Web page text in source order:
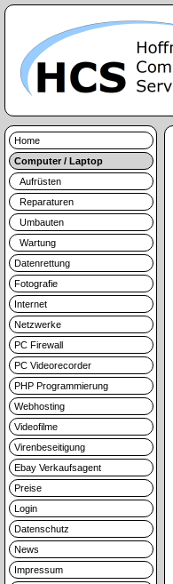
Home
Computer / Laptop
Aufrüsten
Reparaturen
Umbauten
Wartung
Datenrettung
Fotografie
Internet
Netzwerke
PC Firewall
PC Videorecorder
PHP Programmierung
Webhosting
Videofilme
Virenbeseitigung
Ebay Verkaufsagent
Preise
Login
Datenschutz
News
Impressum